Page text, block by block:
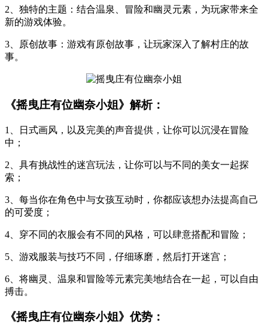
2、独特的主题：结合温泉、冒险和幽灵元素，为玩家带来全
新的游戏体验。
3、原创故事：游戏有原创故事，让玩家深入了解村庄的故
事。
《摇曳庄有位幽奈小姐》解析：
1、日式画风，以及完美的声音提供，让你可以沉浸在冒险
中；
2、具有挑战性的迷宫玩法，让你可以与不同的美女一起探
索；
3、每当你在角色中与女孩互动时，你都应该想办法提高自己
的可爱度；
4、穿不同的衣服会有不同的风格，可以肆意搭配和冒险；
5、游戏服装与技巧不同，仔细琢磨，然后打开迷宫；
6、将幽灵、温泉和冒险等元素完美地结合在一起，可以自由
搏击。
《摇曳庄有位幽奈小姐》优势：